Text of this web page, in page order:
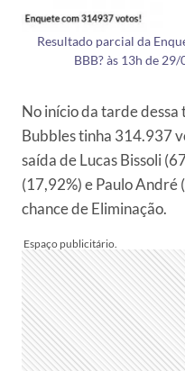
Resultado parcial da
BBB? às 13h de
No início da tarde dessa
Bubbles tinha 314.937
saída de Lucas Bissoli
(17,92%) e Paulo André
chance de Eliminação.